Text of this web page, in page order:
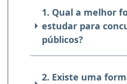
1. Qual a melhor
estudar para
públicos?
2. Existe uma